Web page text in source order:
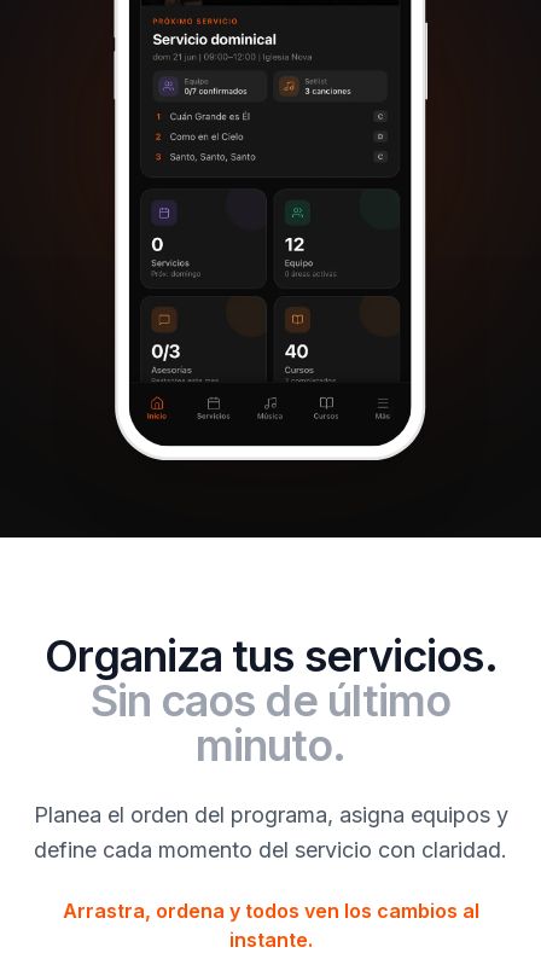
Organiza tus servicios.
Sin caos de último
minuto.
Planea el orden del programa, asigna equipos y
define cada momento del servicio con claridad.
Arrastra, ordena y todos ven los cambios al
instante.